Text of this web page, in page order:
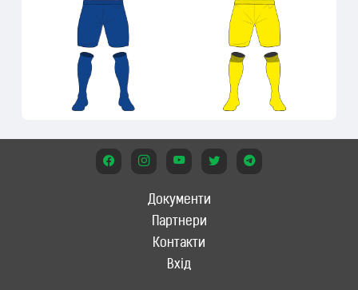
Документи
Партнери
Контакти
Вхід